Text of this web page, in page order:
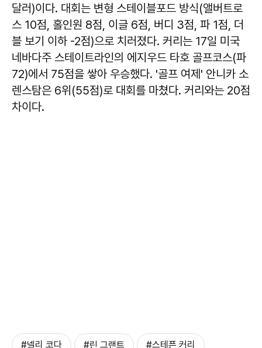
달러)이다. 대회는 변형 스테이블포드 방식(앨버트로
스 10점, 홀인원 8점, 이글 6점, 버디 3점, 파 1점, 더
블 보기 이하 -2점)으로 치러졌다. 커리는 17일 미국
네바다주 스테이트라인의 에지우드 타호 골프코스(파
72)에서 75점을 쌓아 우승했다. '골프 여제' 안니카 소
렌스탐은 6위(55점)로 대회를 마쳤다. 커리와는 20점
차이다.
#넬리 코다 #린 그랜트 #스테픈 커리